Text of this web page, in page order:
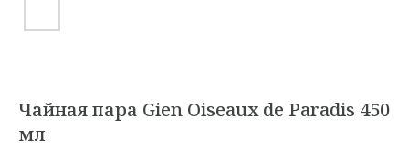
Чайная пара Gien Oiseaux de Paradis 450
мл